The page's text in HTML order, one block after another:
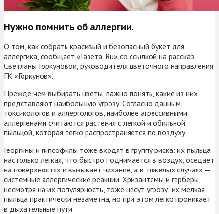
Нужно помнить об аллергии.
О том, как собрать красивый и безопасный букет для
аллергика, сообщает «Газета. Ru» со ссылкой на рассказ
Светланы Горкуновой, руководителя цветочного направления
ГК «Горкунов».
Прежде чем выбирать цветы, важно понять, какие из них
представляют наибольшую угрозу. Согласно данным
токсикологов и аллергологов, наиболее агрессивными
аллергенами считаются растения с легкой и обильной
пыльцой, которая легко распространяется по воздуху.
Георгины и гипсофилы тоже входят в группу риска: их пыльца
настолько легкая, что быстро поднимается в воздух, оседает
на поверхностях и вызывает чихание, а в тяжелых случаях —
системные аллергические реакции. Хризантемы и герберы,
несмотря на их популярность, тоже несут угрозу: их мелкая
пыльца практически незаметна, но при этом легко проникает
в дыхательные пути.